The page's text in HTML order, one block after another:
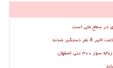
در سطح ملی است
اصفهان